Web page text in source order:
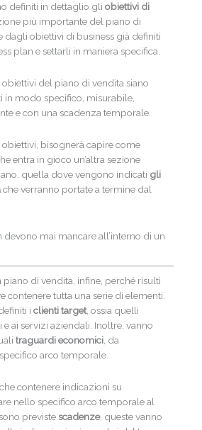
definiti in dettaglio gli obiettivi di
più importante del piano di
dagli obiettivi di business già definiti
plan e settarli in maniera specifica.
del piano di vendita siano
in modo specifico, misurabile,
e con una scadenza temporale.
bisognerà capire come
entra in gioco un’altra sezione
quella dove vengono indicati gli
che verranno portate a termine dal
devono mai mancare all’interno di un
di vendita, infine, perché risulti
contenere tutta una serie di elementi.
i clienti target, ossia quelli
e ai servizi aziendali. Inoltre, vanno
traguardi economici, da
arco temporale.
contenere indicazioni su
nello specifico arco temporale al
previstescadenze, queste vanno